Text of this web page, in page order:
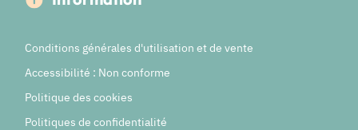
Conditions générales d'utilisation et de vente
Accessibilité : Non conforme
Politique des cookies
Politiques de confidentialité